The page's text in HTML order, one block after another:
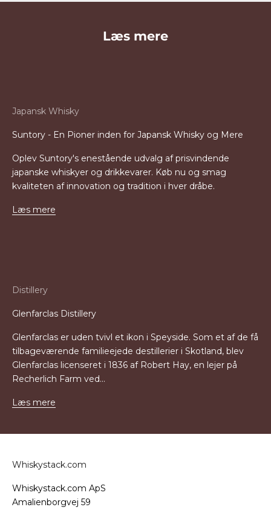
Læs mere
Japansk Whisky
Suntory - En Pioner inden for Japansk Whisky og Mere
Oplev Suntory's enestående udvalg af prisvindende
japanske whiskyer og drikkevarer. Køb nu og smag
kvaliteten af innovation og tradition i hver dråbe.
Læs mere
Distillery
Glenfarclas Distillery
Glenfarclas er uden tvivl et ikon i Speyside. Som et af de få
tilbageværende familieejede destillerier i Skotland, blev
Glenfarclas licenseret i 1836 af Robert Hay, en lejer på
Recherlich Farm ved...
Læs mere
Whiskystack.com
Whiskystack.com ApS
Amalienborgvej 59